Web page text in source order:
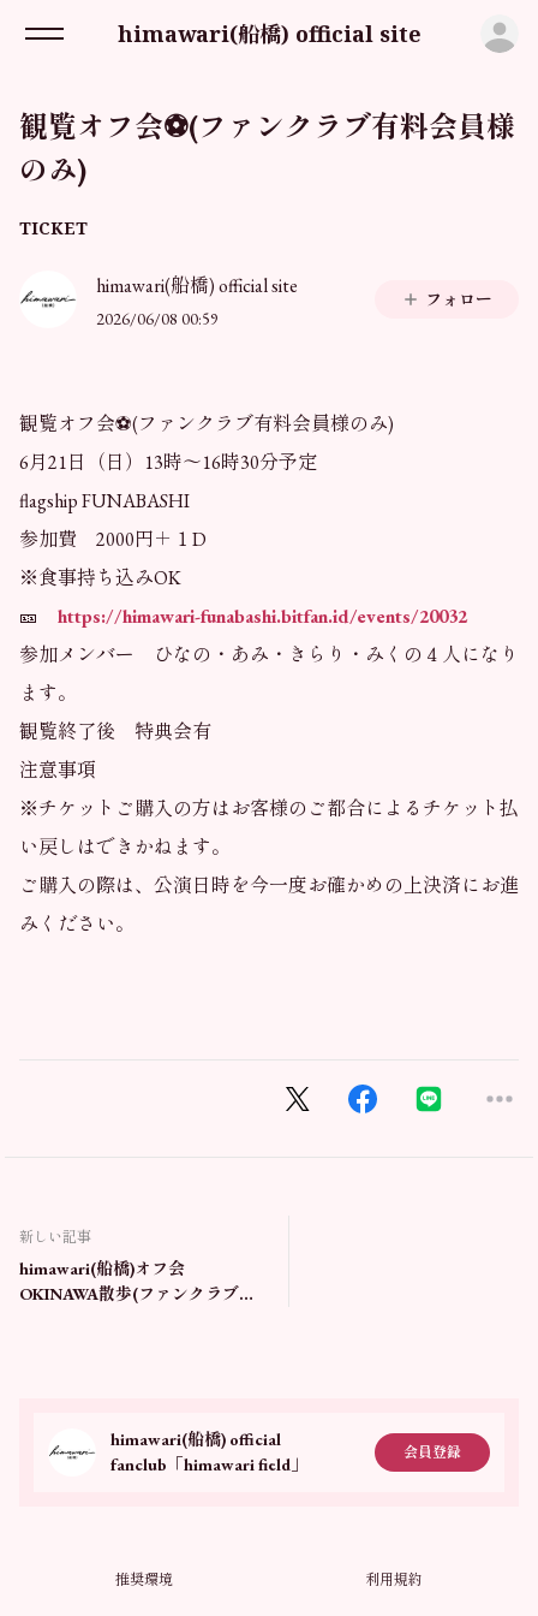
himawari(船橋) official site
観覧オフ会⚽️(ファンクラブ有料会員様
のみ)
TICKET
himawari(船橋) official site
2026/06/08 00:59
フォロー
観覧オフ会⚽️(ファンクラブ有料会員様のみ)
6月21日（日）13時〜16時30分予定
flagship FUNABASHI
参加費 2000円＋１D
※食事持ち込みOK
🎫 https://himawari-funabashi.bitfan.id/events/20032
参加メンバー ひなの・あみ・きらり・みくの４人になり
ます。
観覧終了後 特典会有
注意事項
※チケットご購入の方はお客様のご都合によるチケット払
い戻しはできかねます。
ご購入の際は、公演日時を今一度お確かめの上決済にお進
みください。
新しい記事
himawari(船橋)オフ会
OKINAWA散歩(ファンクラブ有
himawari(船橋) official
fanclub「himawari field」
会員登録
推奨環境 利用規約